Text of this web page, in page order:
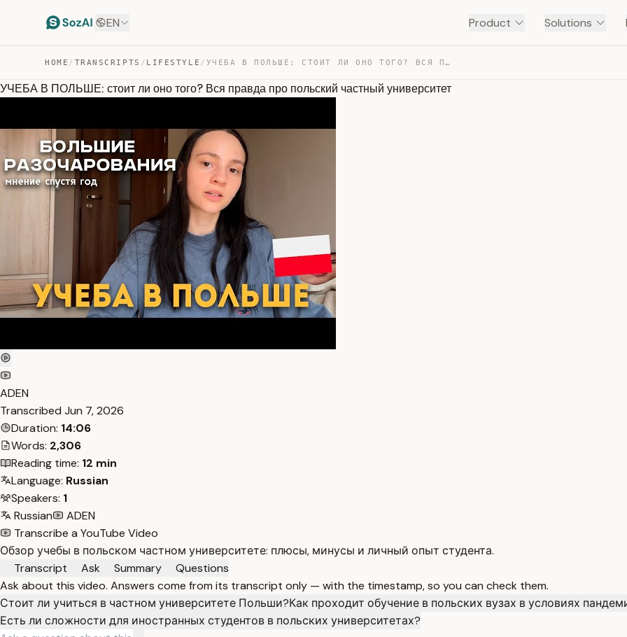
EN Product Solutions
HOME / TRANSCRIPTS / LIFESTYLE / УЧЕБА В ПОЛЬШЕ: СТОИТ ЛИ ОНО ТОГО? ВСЯ ПРАВДА ПРО ПОЛЬС… — TRANSCRIPT
УЧЕБА В ПОЛЬШЕ: стоит ли оно того? Вся правда про польский частный университет
ADEN
Transcribed Jun 7, 2026
Duration: 14:06
Words: 2,306
Reading time: 12 min
Language: Russian
Speakers: 1
Russian
ADEN
Transcribe a YouTube Video
Обзор учебы в польском частном университете: плюсы, минусы и личный опыт студента.
Transcript
Ask Summary
Questions
Ask about this video. Answers come from its transcript only — with the timestamp, so you can check them.
Стоит ли учиться в частном университете Польши?Как проходит обучение в польских вузах в условиях
Есть ли сложности для иностранных студентов в польских университетах?